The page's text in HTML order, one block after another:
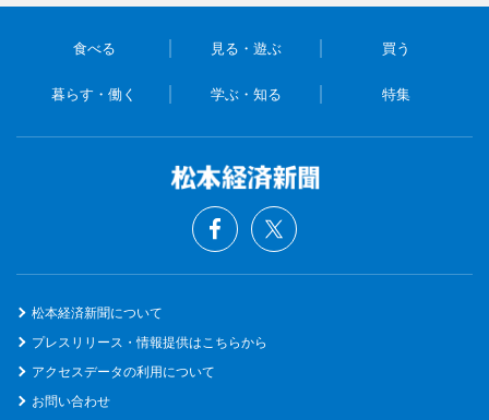
食べる 見る・遊ぶ 買う
暮らす・働く 学ぶ・知る 特集
松本経済新聞について
プレスリリース・情報提供はこちらから
アクセスデータの利用について
お問い合わせ